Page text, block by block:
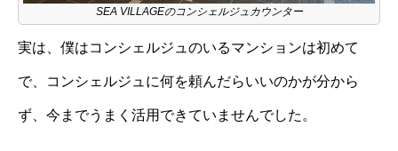
SEA VILLAGEのコンシェルジュカウンター
実は、僕はコンシェルジュのいるマンションは初めて
で、コンシェルジュに何を頼んだらいいのかが分から
ず、今までうまく活用できていませんでした。